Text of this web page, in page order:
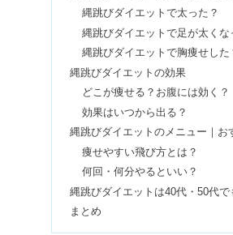
無印のホホバオイ
コミやデメリット
ロカボの糖質カッ
し？まずい・痩せ
ノーモアブラック
縄跳びダイエットで太った？
縄跳びダイエットで足が太くな
縄跳びダイエットで胸痩せした
縄跳びダイエットの効果
どこが痩せる？お腹には効く？
効果はいつから出る？
縄跳びダイエットのメニュー｜お
痩せやすい飛び方とは？
何回・何分やるといい？
縄跳びダイエットは40代・50代で
まとめ